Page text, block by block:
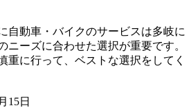
自動車・バイクのサービスは多岐に
ニーズに合わせた選択が重要です。
重に行って、ベストな選択をしてく
15日